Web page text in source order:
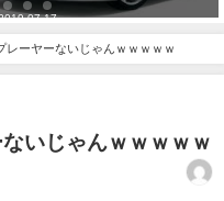
様wwwwwwwwwwww
レーヤーないじゃんｗｗｗｗｗ
いじゃんｗｗｗｗｗ